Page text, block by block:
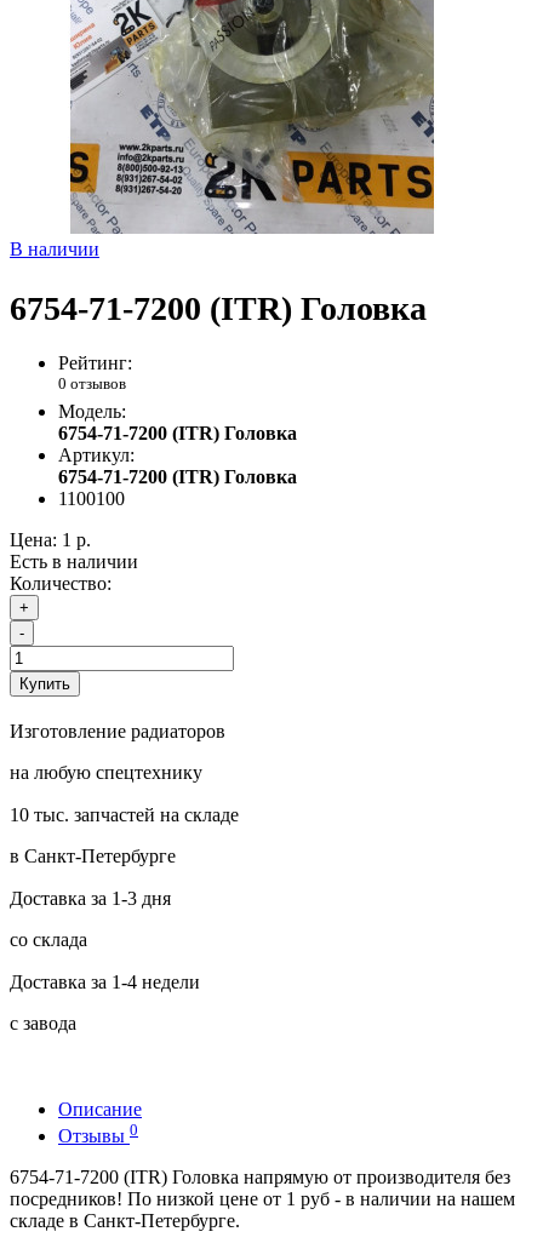
В наличии
6754-71-7200 (ITR) Головка
Рейтинг:
0 отзывов
Модель:
6754-71-7200 (ITR) Головка
Артикул:
6754-71-7200 (ITR) Головка
1100100
Цена: 1 р.
Есть в наличии
Количество:
+
-
Купить
Изготовление радиаторов
на любую спецтехнику
10 тыс. запчастей на складе
в Санкт-Петербурге
Доставка за 1-3 дня
со склада
Доставка за 1-4 недели
с завода
Описание
Отзывы 0
6754-71-7200 (ITR) Головка напрямую от производителя без
посредников! По низкой цене от 1 руб - в наличии на нашем
складе в Санкт-Петербурге.